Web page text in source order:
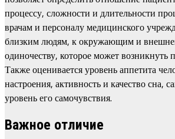
процессу, сложности и длительности
врачам и персоналу медицинского
близким людям, к окружающим и
одиночеству, которое может возникнуть
Также оценивается уровень аппетита
настроения, активность и качество сна,
уровень его самочувствия.
Важное отличие